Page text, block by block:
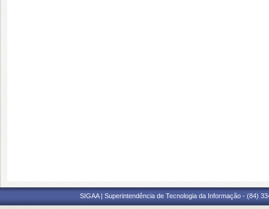
SIGAA | Superintendência de Tecnologia da Informação - (84)